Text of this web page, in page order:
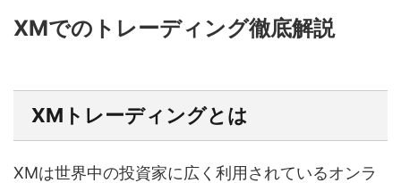
XMでのトレーディング徹底解説
XMトレーディングとは
XMは世界中の投資家に広く利用されているオンラ